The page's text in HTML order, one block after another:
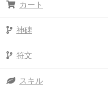
カート
神碑
符文
スキル